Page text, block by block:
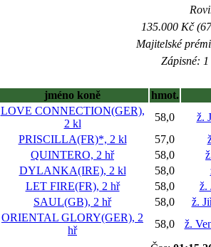
135.000 Kč
Majitelské
Zápisné:
jméno koně
hmot.
LOVE CONNECTION(GER),
2 kl
58,0
ž.
PRISCILLA(FR)*, 2 kl 57,0
QUINTERO, 2 hř 58,0
DYLANKA(IRE), 2 kl 58,0
LET FIRE(FR), 2 hř 58,0
ž.
SAUL(GB), 2 hř 58,0
ž.
ORIENTAL GLORY(GER), 2
hř
58,0
ž.